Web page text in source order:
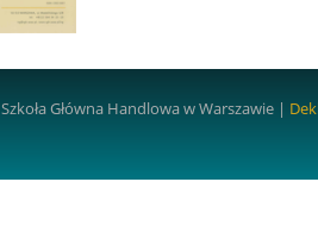
Główna Handlowa w Warszawie |